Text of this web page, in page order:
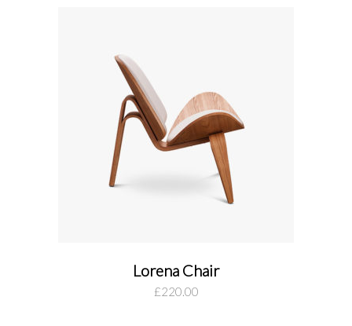
Lorena Chair
£220.00
add to cart